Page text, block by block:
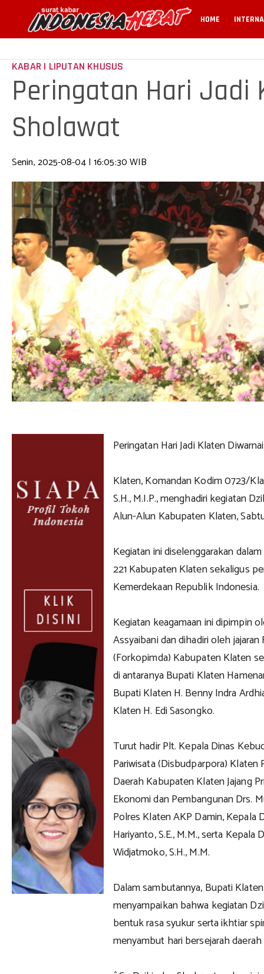
HOME
KABAR | LIPUTAN KHUSUS
Peringatan Hari Jadi
Sholawat
Senin, 2025-08-04 | 16:05:30 WIB
Peringatan Hari Jadi Klaten
Klaten, Komandan Kodim 0723/
S.H., M.I.P., menghadiri kegiatan
Alun-Alun Kabupaten Klaten,
Kegiatan ini diselenggarakan
221 Kabupaten Klaten sekaligus
Kemerdekaan Republik Indonesia.
Kegiatan keagamaan ini dipimpin
Assyaibani dan dihadiri oleh
(Forkopimda) Kabupaten Klaten
di antaranya Bupati Klaten
Bupati Klaten H. Benny Indra
Klaten H. Edi Sasongko.
Turut hadir Plt. Kepala Dinas
Pariwisata (Disbudparpora) Klaten
Daerah Kabupaten Klaten Jajang
Ekonomi dan Pembangunan Drs.
Polres Klaten AKP Damin, Kepala
Hariyanto, S.E., M.M., serta
Widjatmoko, S.H., M.M.
Dalam sambutannya, Bupati
menyampaikan bahwa kegiatan
bentuk rasa syukur serta ikhtiar
menyambut hari bersejarah